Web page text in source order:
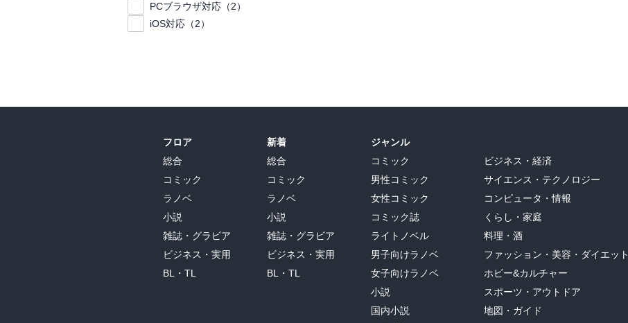
PCブラウザ対応（2）
iOS対応（2）
フロア
総合
コミック
ラノベ
小説
雑誌・グラビア
ビジネス・実用
BL・TL
新着
総合
コミック
ラノベ
小説
雑誌・グラビア
ビジネス・実用
BL・TL
ジャンル
コミック
男性コミック
女性コミック
コミック誌
ライトノベル
男子向けラノベ
女子向けラノベ
小説
国内小説
ビジネス・経済
サイエンス・テクノロジー
コンピュータ・情報
くらし・家庭
料理・酒
ファッション・美容・ダイエット
ホビー&カルチャー
スポーツ・アウトドア
地図・ガイド